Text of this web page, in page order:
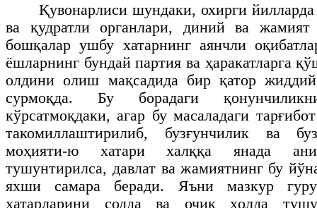
Қувонарлиси шундаки, охирги
ва қудратли органлари, диний ва жамият
бошқалар ушбу хатарнинг аянчли
ёшларнинг бундай партия ва ҳаракатларга
олдини олиш мақсадида бир қатор
сурмоқда. Бу борадаги
кўрсатмоқдаки, агар бу масаладаги
такомиллаштирилиб, бузғунчилик ва
моҳияти-ю хатари халққа янада
тушунтирилса, давлат ва жамиятнинг бу
яхши самара беради. Яъни мазкур
хатарларини содда ва очиқ ҳолда